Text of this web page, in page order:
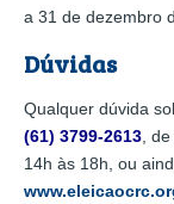
a 31 de dezembro
Dúvidas
Qualquer dúvida
(61) 3799-2613 ,
14h às 18h, ou